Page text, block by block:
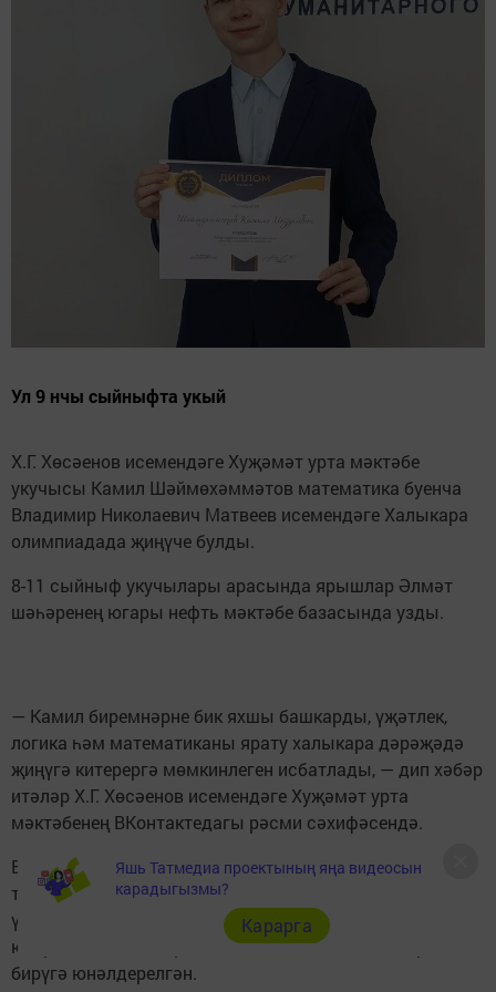
Ул 9 нчы сыйныфта укый
Х.Г. Хөсәенов исемендәге Хуҗәмәт урта мәктәбе
укучысы Камил Шәймөхәммәтов математика буенча
Владимир Николаевич Матвеев исемендәге Халыкара
олимпиадада җиңүче булды.
8-11 сыйныф укучылары арасында ярышлар Әлмәт
шәһәренең югары нефть мәктәбе базасында узды.
— Камил биремнәрне бик яхшы башкарды, үҗәтлек,
логика һәм математиканы ярату халыкара дәрәҗәдә
җиңүгә китерергә мөмкинлеген исбатлады, — дип хәбәр
итәләр Х.Г. Хөсәенов исемендәге Хуҗәмәт урта
мәктәбенең ВКонтактедагы рәсми сәхифәсендә.
В.Н. Матвеев исемендәге Олимпиада инженерлык,
техник һәм табигый фәннәр белән кызыксынуны
үстерүгә, чын талантларны ачыклауга һәм аларга
югары мәктәпкә кергәндә өстәмә мөмкинлекләр
бирүгә юнәлдерелгән.
Яшь Татмедиа проектының яңа видеосын
карадыгызмы?
Карарга